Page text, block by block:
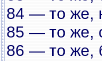
84 — то же,
85 — то же,
86 — то же,